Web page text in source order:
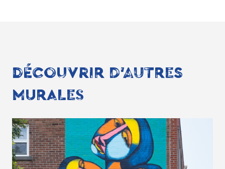
DÉCOUVRIR D'AUTRES
MURALES